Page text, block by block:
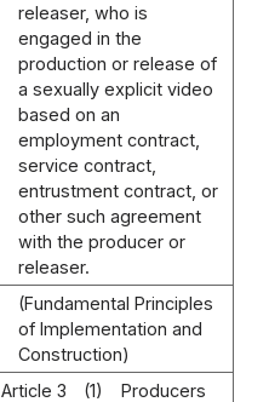
releaser, who is
engaged in the
production or release of
a sexually explicit video
based on an
employment contract,
service contract,
entrustment contract, or
other such agreement
with the producer or
releaser.
(Fundamental Principles
of Implementation and
Construction)
Article 3 (1)
Producers